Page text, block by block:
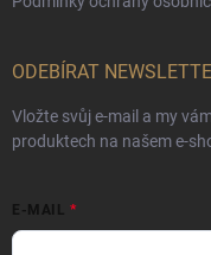
ODEBÍRAT
Vložte svůj e-mail a my
produktech na našem e-
E-MAIL